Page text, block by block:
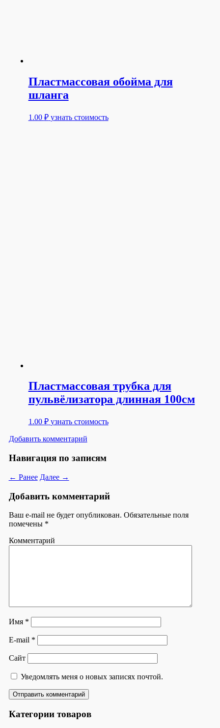
Пластмассовая обойма для
шланга
1.00 ₽ узнать стоимость
Пластмассовая трубка для
пульвёлизатора длинная 100см
1.00 ₽ узнать стоимость
Добавить комментарий
Навигация по записям
← Ранее Далее →
Добавить комментарий
Ваш e-mail не будет опубликован. Обязательные поля
помечены *
Комментарий
Имя *
E-mail *
Сайт
Уведомлять меня о новых записях почтой.
Категории товаров